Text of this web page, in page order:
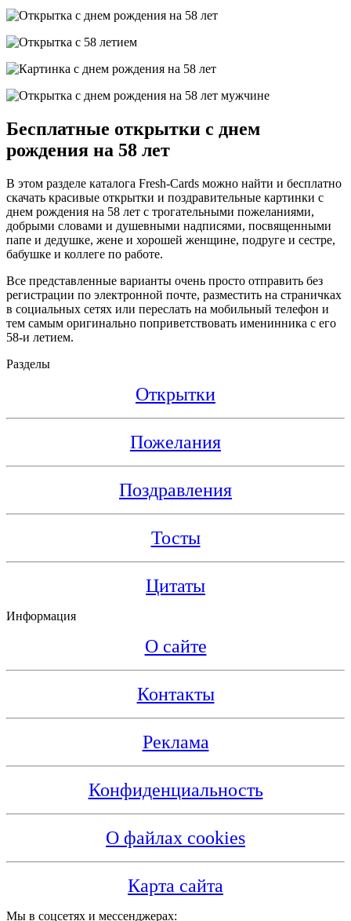
Бесплатные открытки с днем
рождения на 58 лет
В этом разделе каталога Fresh-Cards можно найти и бесплатно
скачать красивые открытки и поздравительные картинки с
днем рождения на 58 лет с трогательными пожеланиями,
добрыми словами и душевными надписями, посвященными
папе и дедушке, жене и хорошей женщине, подруге и сестре,
бабушке и коллеге по работе.
Все представленные варианты очень просто отправить без
регистрации по электронной почте, разместить на страничках
в социальных сетях или переслать на мобильный телефон и
тем самым оригинально поприветствовать именинника с его
58-и летием.
Разделы
Открытки
Пожелания
Поздравления
Тосты
Цитаты
Информация
О сайте
Контакты
Реклама
Конфиденциальность
О файлах cookies
Карта сайта
Мы в соцсетях и мессенджерах: